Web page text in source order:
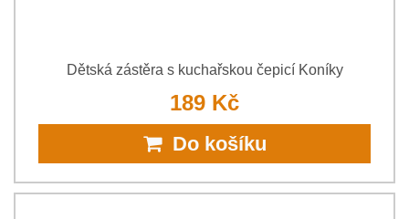
Dětská zástěra s kuchařskou čepicí Koníky
189 Kč
Do košíku